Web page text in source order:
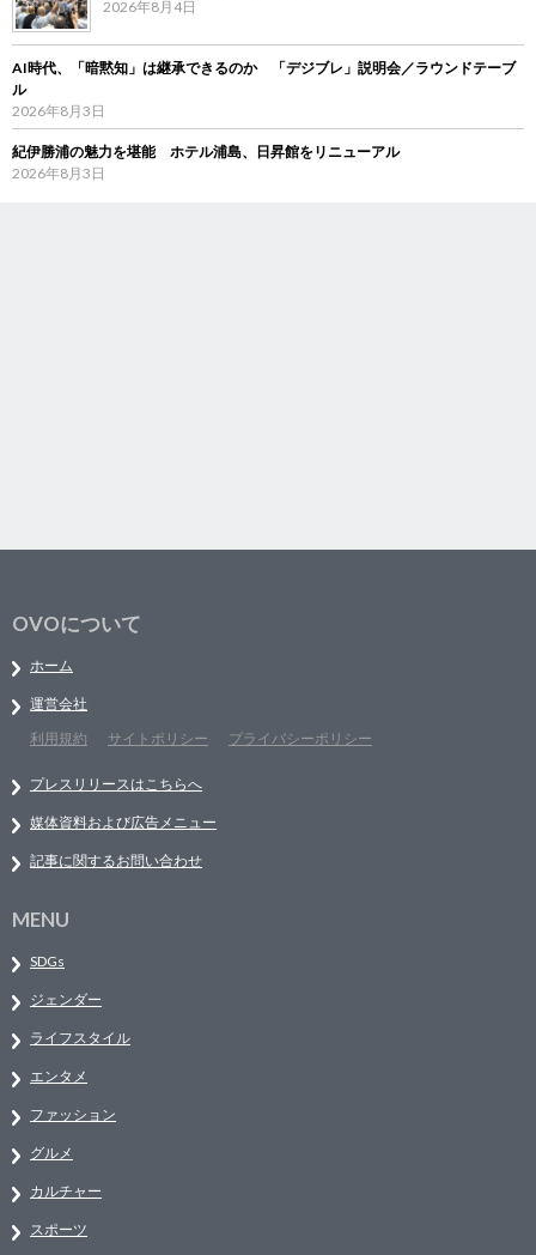
2026年8月4日
AI時代、「暗黙知」は継承できるのか 「デジブレ」説明会／ラウンドテーブ
ル
2026年8月3日
紀伊勝浦の魅力を堪能 ホテル浦島、日昇館をリニューアル
2026年8月3日
OVOについて
ホーム
運営会社
利用規約
サイトポリシー プライバシーポリシー
プレスリリースはこちらへ
媒体資料および広告メニュー
記事に関するお問い合わせ
MENU
SDGs
ジェンダー
ライフスタイル
エンタメ
ファッション
グルメ
カルチャー
スポーツ